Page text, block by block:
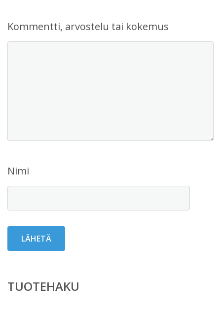
Kommentti, arvostelu tai kokemus
Nimi
TUOTEHAKU